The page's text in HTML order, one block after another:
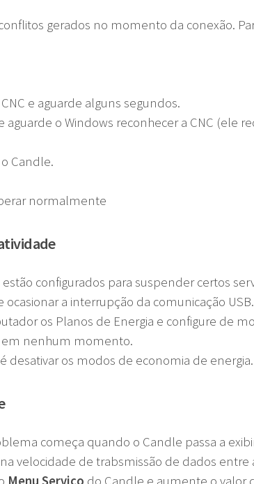
gerados no momento da conexão.
e aguarde alguns segundos.
aguarde o Windows reconhecer a CNC (ele
o Candle.
normalmente
configurados para suspender certos
ocasionar a interrupção da comunicação USB.
os Planos de Energia e configure de
em nenhum momento.
desativar os modos de economia de energia.
começa quando o Candle passa a
velocidade de trabsmissão de dados entre